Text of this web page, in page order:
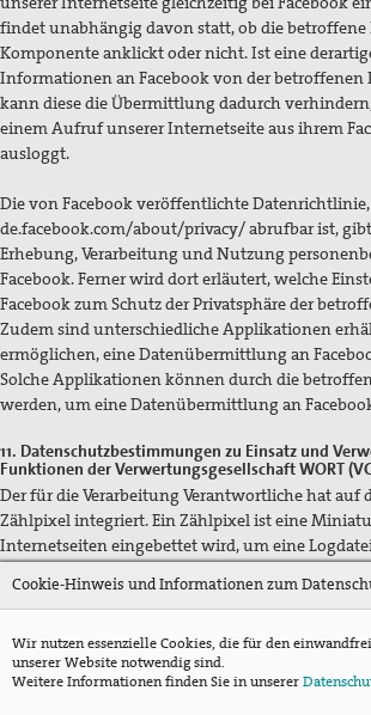
findet unabhängig davon statt, ob die betroffene
Komponente anklickt oder nicht. Ist eine
Informationen an Facebook von der betroffenen
kann diese die Übermittlung dadurch
einem Aufruf unserer Internetseite aus ihrem
ausloggt.
Die von Facebook veröffentlichte
de.facebook.com/about/privacy/ abrufbar ist,
Erhebung, Verarbeitung und Nutzung
Facebook. Ferner wird dort erläutert, welche
Facebook zum Schutz der Privatsphäre der
Zudem sind unterschiedliche Applikationen
ermöglichen, eine Datenübermittlung an
Solche Applikationen können durch die
werden, um eine Datenübermittlung an
11. Datenschutzbestimmungen zu Einsatz und
Funktionen der Verwertungsgesellschaft WORT
Der für die Verarbeitung Verantwortliche hat auf
Zählpixel integriert. Ein Zählpixel ist eine
Internetseiten eingebettet wird, um eine
eine Logdatei-Analyse zu ermöglichen, wodurch
Auswertung durchgeführt werden kann. Die
Verwertungsgesellschaft WORT (VG-Wort).
Das Skalierbare Zentrale Messverfahren wird
Cookie-Hinweis und Informationen zum
Wir nutzen essenzielle Cookies, die für den
unserer Website notwendig sind.
Weitere Informationen finden Sie in unserer